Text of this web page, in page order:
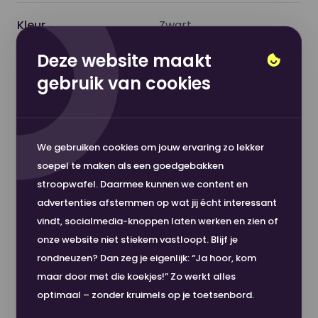
Deze website maakt
gebruik van cookies
We gebruiken cookies om jouw ervaring zo lekker
soepel te maken als een goedgebakken
stroopwafel. Daarmee kunnen we content en
advertenties afstemmen op wat jij écht interessant
vindt, socialmedia-knoppen laten werken en zien of
onze website niet stiekem vastloopt. Blijf je
rondneuzen? Dan zeg je eigenlijk: “Ja hoor, kom
maar door met die koekjes!” Zo werkt alles
optimaal – zonder kruimels op je toetsenbord.
Kleur Zwart
Model naam
Soort Verbruiksartikel Tonercartridge
Commerciële kleurnaamZwart
Aantal afdrukken 71000
CE-markering Ja
Kleur Zwart
Toepassing
Originele Toner
Cartridges
Nou, dit wordt 'm!
Hoge klanttevredenheid
Veilig betalen